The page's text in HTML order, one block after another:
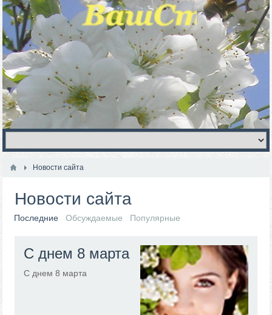
Новости сайта
Новости сайта
Последние Обсуждаемые Популярные
С днем 8 марта
С днем 8 марта